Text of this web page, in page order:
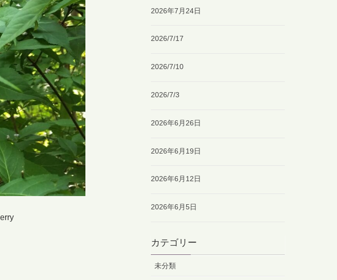
2026年7月24日
2026/7/17
2026/7/10
2026/7/3
2026年6月26日
2026年6月19日
2026年6月12日
2026年6月5日
カテゴリー
未分類